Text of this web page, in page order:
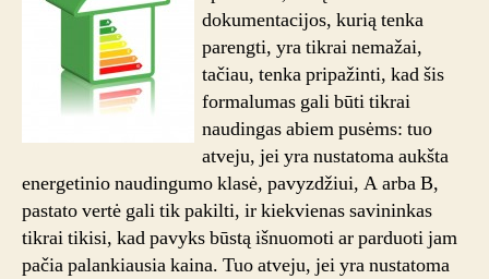
dokumentacijos, kurią tenka
parengti, yra tikrai nemažai,
tačiau, tenka pripažinti, kad šis
formalumas gali būti tikrai
naudingas abiem pusėms: tuo
atveju, jei yra nustatoma aukšta
energetinio naudingumo klasė, pavyzdžiui, A arba B,
pastato vertė gali tik pakilti, ir kiekvienas savininkas
tikrai tikisi, kad pavyks būstą išnuomoti ar parduoti jam
pačia palankiausia kaina. Tuo atveju, jei yra nustatoma